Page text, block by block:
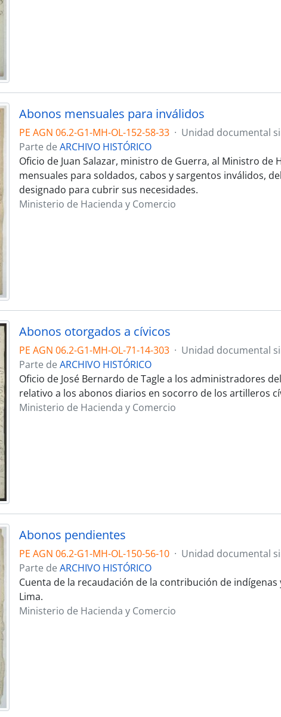
Abonos mensuales para inválidos
PE AGN 06.2-G1-MH-OL-152-58-33 · Unidad documental
Parte de ARCHIVO HISTÓRICO
Oficio de Juan Salazar, ministro de Guerra, al Ministro de
mensuales para soldados, cabos y sargentos inválidos,
designado para cubrir sus necesidades.
Ministerio de Hacienda y Comercio
Abonos otorgados a cívicos
PE AGN 06.2-G1-MH-OL-71-14-303 · Unidad documental
Parte de ARCHIVO HISTÓRICO
Oficio de José Bernardo de Tagle a los administradores
relativo a los abonos diarios en socorro de los artilleros
Ministerio de Hacienda y Comercio
Abonos pendientes
PE AGN 06.2-G1-MH-OL-150-56-10 · Unidad documental
Parte de ARCHIVO HISTÓRICO
Cuenta de la recaudación de la contribución de
Lima.
Ministerio de Hacienda y Comercio